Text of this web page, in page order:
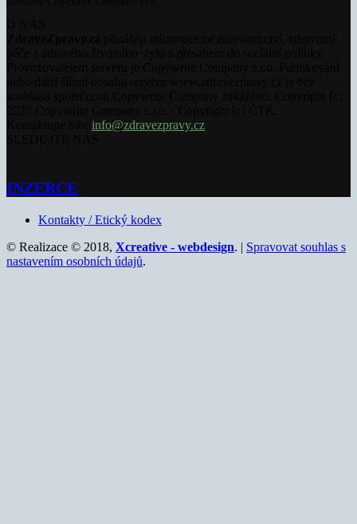
info@zdravezpravy.cz
INZERCE
Kontakty / Etický kodex
© Realizace © 2018, Xcreative - webdesign. | Spravovat souhlas s
nastavením osobních údajů.